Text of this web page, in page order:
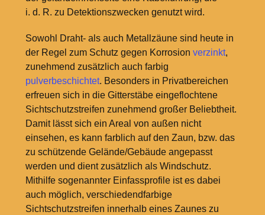
i. d. R. zu Detektionszwecken genutzt wird.
Sowohl Draht- als auch Metallzäune sind heute in
der Regel zum Schutz gegen Korrosion verzinkt,
zunehmend zusätzlich auch farbig
pulverbeschichtet. Besonders in Privatbereichen
erfreuen sich in die Gitterstäbe eingeflochtene
Sichtschutzstreifen zunehmend großer Beliebtheit.
Damit lässt sich ein Areal von außen nicht
einsehen, es kann farblich auf den Zaun, bzw. das
zu schützende Gelände/Gebäude angepasst
werden und dient zusätzlich als Windschutz.
Mithilfe sogenannter Einfassprofile ist es dabei
auch möglich, verschiedendfarbige
Sichtschutzstreifen innerhalb eines Zaunes zu